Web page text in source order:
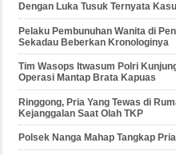
Dengan Luka Tusuk Ternyata
Pelaku Pembunuhan Wanita di
Sekadau Beberkan Kronologinya
Tim Wasops Itwasum Polri
Operasi Mantap Brata Kapuas
Ringgong, Pria Yang Tewas di
Kejanggalan Saat Olah TKP
Polsek Nanga Mahap Tangkap